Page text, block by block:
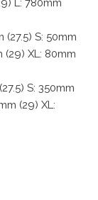
L: 780mm
S: 50mm
(29) XL: 80mm
S: 350mm
(29) XL: